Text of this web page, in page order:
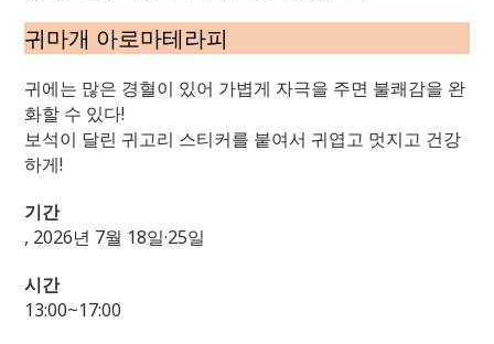
귀마개 아로마테라피
귀에는 많은 경혈이 있어 가볍게 자극을 주면 불쾌감을 완
화할 수 있다!
보석이 달린 귀고리 스티커를 붙여서 귀엽고 멋지고 건강
하게!
기간
, 2026년 7월 18일·25일
시간
13:00~17:00